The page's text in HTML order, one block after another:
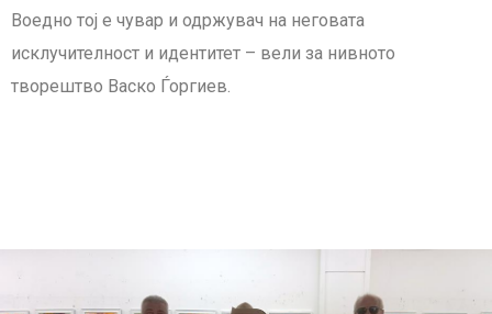
Воедно тој е чувар и одржувач на неговата
исклучителност и идентитет – вели за нивното
творештво Васко Ѓоргиев.